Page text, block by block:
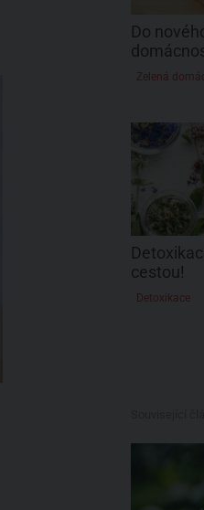
Do
Zelená
cestou!
Detoxikace